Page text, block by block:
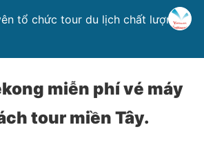
tổ chức tour du lịch chất lượng
miễn phí vé máy
tour miền Tây.